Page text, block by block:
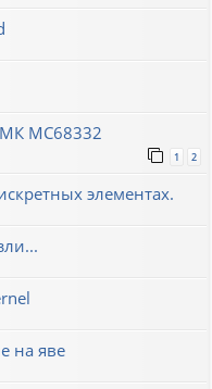
МК МС68332
1 2
элементах.
на яве